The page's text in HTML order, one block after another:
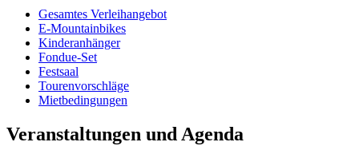
Gesamtes Verleihangebot
E-Mountainbikes
Kinderanhänger
Fondue-Set
Festsaal
Tourenvorschläge
Mietbedingungen
Veranstaltungen und Agenda